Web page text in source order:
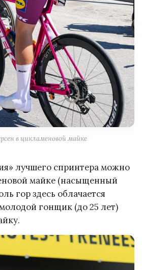
в цикламеновой майке
лучшего спринтера можно
майке (насыщенный
гор здесь облачается
гонщик (до 25 лет)